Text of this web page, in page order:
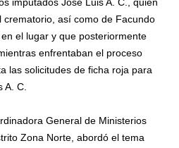
imputados José Luis A. C., quien
así como de Facundo
el lugar y que posteriormente
enfrentaban el proceso
las solicitudes de ficha roja para
A. C.
General de Ministerios
Zona Norte, abordó el tema